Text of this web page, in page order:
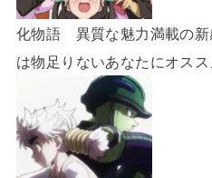
化物語 異質な魅力満載の
は物足りないあなたにオスス